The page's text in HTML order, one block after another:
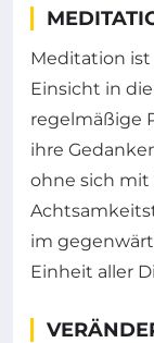
Meditation ist
Einsicht in
regelmäßige
ihre
ohne sich
im
Einheit aller